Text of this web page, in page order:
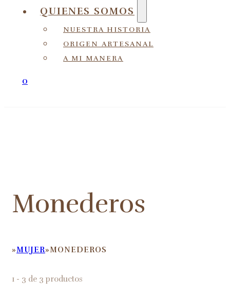
QUIENES SOMOS
NUESTRA HISTORIA
ORIGEN ARTESANAL
A MI MANERA
0
Monederos
HOME
MUJER MONEDEROS
1 - 3 de 3 productos